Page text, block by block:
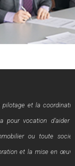
et la coordination
vocation d’aider le
ou toute société
et la mise en œuvre